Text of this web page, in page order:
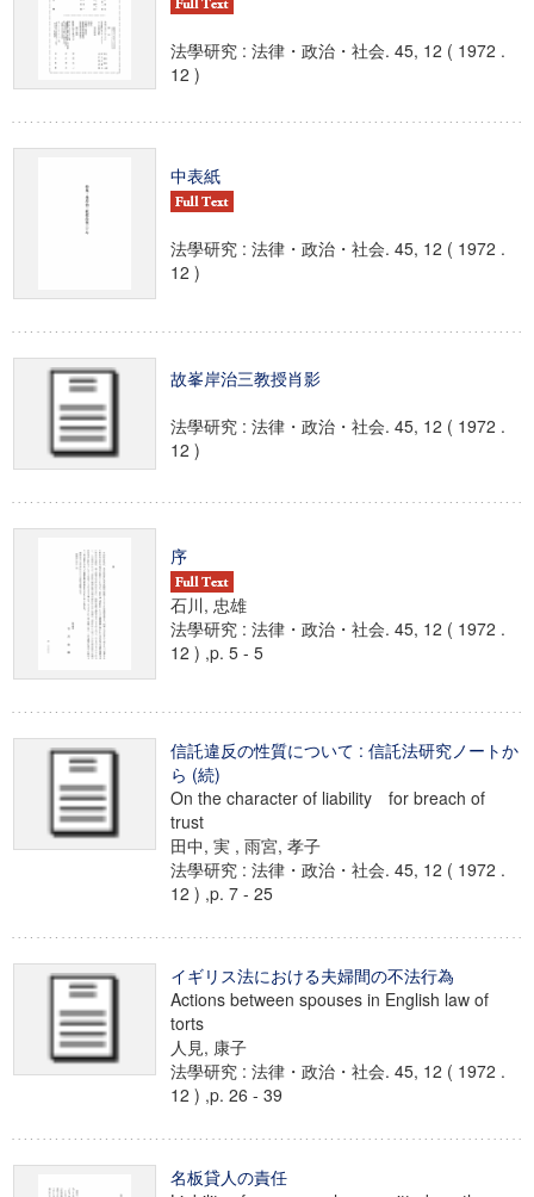
法學研究 : 法律・政治・社会. 45, 12 ( 1972 .
12 )
中表紙
法學研究 : 法律・政治・社会. 45, 12 ( 1972 .
12 )
故峯岸治三教授肖影
法學研究 : 法律・政治・社会. 45, 12 ( 1972 .
12 )
序
石川, 忠雄
法學研究 : 法律・政治・社会. 45, 12 ( 1972 .
12 ) ,p. 5 - 5
信託違反の性質について : 信託法研究ノートか
ら (続)
On the character of liability for breach of
trust
田中, 実 , 雨宮, 孝子
法學研究 : 法律・政治・社会. 45, 12 ( 1972 .
12 ) ,p. 7 - 25
イギリス法における夫婦間の不法行為
Actions between spouses in English law of
torts
人見, 康子
法學研究 : 法律・政治・社会. 45, 12 ( 1972 .
12 ) ,p. 26 - 39
名板貸人の責任